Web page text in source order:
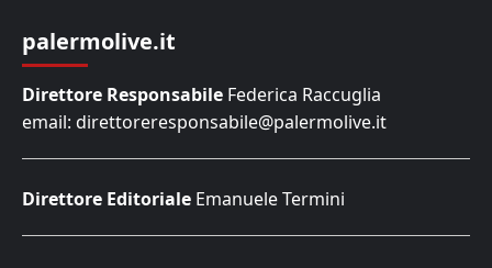
palermolive.it
Direttore Responsabile Federica Raccuglia
email: direttoreresponsabile@palermolive.it
Direttore Editoriale Emanuele Termini